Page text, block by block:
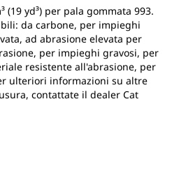
(19 yd³) per pala gommata 993.
da carbone, per impieghi
ad abrasione elevata per
per impieghi gravosi, per
resistente all'abrasione, per
ulteriori informazioni su altre
contattate il dealer Cat